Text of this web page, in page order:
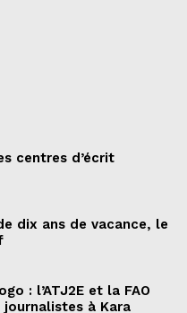
centres d’écrit
dix ans de vacance, le
: l’ATJ2E et la FAO
à Kara